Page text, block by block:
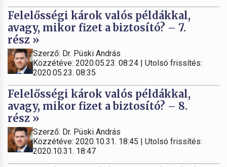
Felelősségi károk valós példákkal,
avagy, mikor fizet a biztosító? – 7.
rész »
Szerző: Dr. Püski András
Közzétéve: 2020.05.23. 08:24 | Utolsó frissítés:
2020.05.23. 08:35
Felelősségi károk valós példákkal,
avagy, mikor fizet a biztosító? – 8.
rész »
Szerző: Dr. Püski András
Közzétéve: 2020.10.31. 18:45 | Utolsó frissítés:
2020.10.31. 18:47